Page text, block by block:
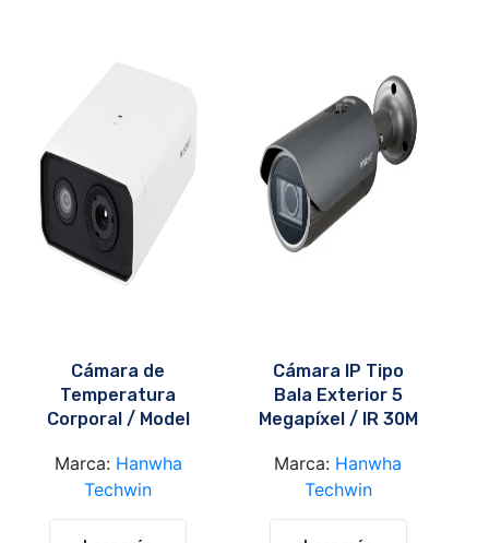
Cámara de
Temperatura
Corporal / Model
Marca: Hanwha
Techwin
Cámara IP Tipo
Bala Exterior 5
Megapíxel / IR 30M
8080R
Marca: Hanwha
Techwin